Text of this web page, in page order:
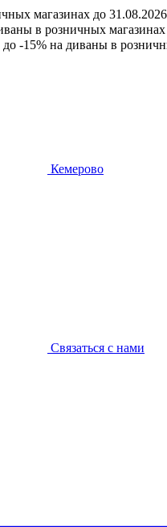
магазинах до 31.08.2026
в розничных
-15% на диваны в
Кемерово
Связаться с нами